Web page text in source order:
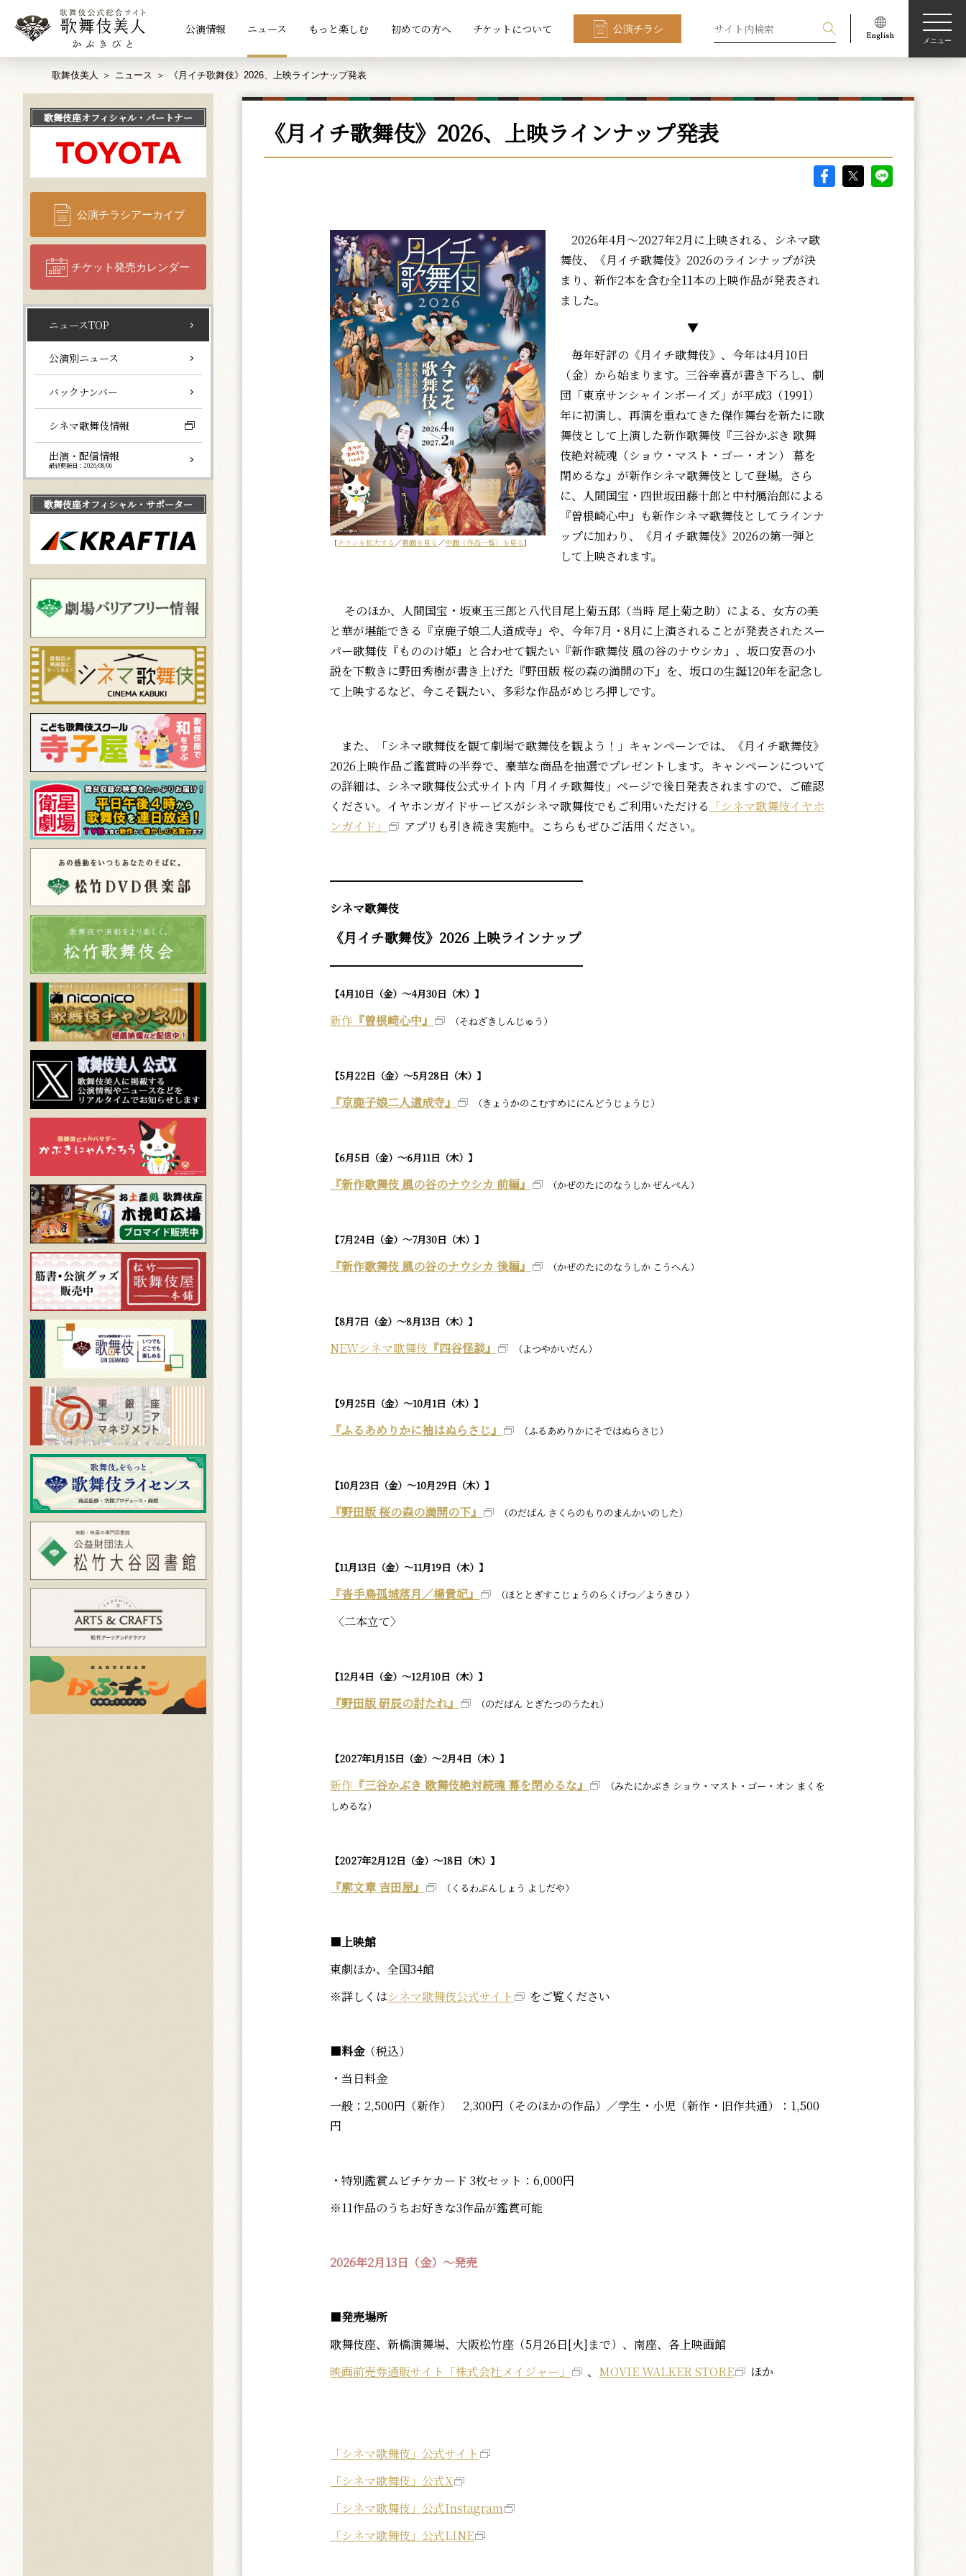
公演情報 ニュース もっと楽しむ 初めての方へ チケットについて 公演チラシ
メニュー
歌舞伎美人 ニュース 《月イチ歌舞伎》2026、上映ラインナップ発表
《月イチ歌舞伎》2026、上映ラインナップ発表
［チラシを拡大する ／裏面を見る ／中面（作品一覧）を見る］
2026年4月～2027年2月に上映される、シネマ歌
舞伎、《月イチ歌舞伎》2026のラインナップが決
まり、新作2本を含む全11本の上映作品が発表され
ました。
▼
毎年好評の《月イチ歌舞伎》、今年は4月10日
（金）から始まります。三谷幸喜が書き下ろし、劇
団「東京サンシャインボーイズ」が平成3（1991）
年に初演し、再演を重ねてきた傑作舞台を新たに歌
舞伎として上演した新作歌舞伎『三谷かぶき 歌舞
伎絶対続魂（ショウ・マスト・ゴー・オン） 幕を
閉めるな』が新作シネマ歌舞伎として登場。さら
に、人間国宝・四世坂田藤十郎と中村鴈治郎による
『曽根崎心中』も新作シネマ歌舞伎としてラインナ
ップに加わり、《月イチ歌舞伎》2026の第一弾と
して上映されます。
そのほか、人間国宝・坂東玉三郎と八代目尾上菊五郎（当時 尾上菊之助）による、女方の美
と華が堪能できる『京鹿子娘二人道成寺』や、今年7月・8月に上演されることが発表されたスー
パー歌舞伎『もののけ姫』と合わせて観たい『新作歌舞伎 風の谷のナウシカ』、坂口安吾の小
説を下敷きに野田秀樹が書き上げた『野田版 桜の森の満開の下』を、坂口の生誕120年を記念し
て上映するなど、今こそ観たい、多彩な作品がめじろ押しです。
また、「シネマ歌舞伎を観て劇場で歌舞伎を観よう！」キャンペーンでは、《月イチ歌舞伎》
2026上映作品ご鑑賞時の半券で、豪華な商品を抽選でプレゼントします。キャンペーンについて
の詳細は、シネマ歌舞伎公式サイト内「月イチ歌舞伎」ページで後日発表されますので、ご確認
ください。イヤホンガイドサービスがシネマ歌舞伎でもご利用いただける 「シネマ歌舞伎イヤホ
ンガイド」
アプリも引き続き実施中。こちらもぜひご活用ください。
━━━━━━━━━━━━━━━━━━━━━━
シネマ歌舞伎
《月イチ歌舞伎》2026 上映ラインナップ
━━━━━━━━━━━━━━━━━━━━━━
【4月10日（金）～4月30日（木）】
新作 『曽根崎心中』 （そねざきしんじゅう）
【5月22日（金）～5月28日（木）】
『京鹿子娘二人道成寺』 （きょうかのこむすめににんどうじょうじ）
【6月5日（金）～6月11日（木）】
『新作歌舞伎 風の谷のナウシカ 前編』 （かぜのたにのなうしか ぜんぺん）
【7月24日（金）～7月30日（木）】
『新作歌舞伎 風の谷のナウシカ 後編』 （かぜのたにのなうしか こうへん）
【8月7日（金）～8月13日（木）】
NEWシネマ歌舞伎 『四谷怪談』 （よつやかいだん）
【9月25日（金）～10月1日（木）】
『ふるあめりかに袖はぬらさじ』 （ふるあめりかにそではぬらさじ）
【10月23日（金）～10月29日（木）】
『野田版 桜の森の満開の下』 （のだばん さくらのもりのまんかいのした）
【11月13日（金）～11月19日（木）】
『沓手鳥孤城落月／楊貴妃』 （ほととぎすこじょうのらくげつ／ようきひ ）
〈二本立て〉
【12月4日（金）～12月10日（木）】
『野田版 研辰の討たれ』 （のだばん とぎたつのうたれ）
【2027年1月15日（金）～2月4日（木）】
新作 『三谷かぶき 歌舞伎絶対続魂 幕を閉めるな』
（みたにかぶき ショウ・マスト・ゴー・オン まくを
しめるな）
【2027年2月12日（金）～18日（木）】
『廓文章 吉田屋』 （くるわぶんしょう よしだや）
■上映館
東劇ほか、全国34館
※詳しくはシネマ歌舞伎公式サイト をご覧ください
■料金（税込）
・当日料金
一般：2,500円（新作） 2,300円（そのほかの作品）／学生・小児（新作・旧作共通）：1,500
円
・特別鑑賞ムビチケカード 3枚セット：6,000円
※11作品のうちお好きな3作品が鑑賞可能
2026年2月13日（金）～発売
■発売場所
歌舞伎座、新橋演舞場、大阪松竹座（5月26日[火]まで）、南座、各上映画館
映画前売券通販サイト「株式会社メイジャー」
、 MOVIE WALKER STORE ほか
「シネマ歌舞伎」公式サイト
「シネマ歌舞伎」公式X
「シネマ歌舞伎」公式Instagram
「シネマ歌舞伎」公式LINE
歌舞伎座オフィシャル・パートナー
公演チラシアーカイブ
チケット発売カレンダー
ニュースTOP
公演別ニュース
バックナンバー
シネマ歌舞伎情報
出演・配信情報
最終更新日：2026/08/06
歌舞伎座オフィシャル・サポーター